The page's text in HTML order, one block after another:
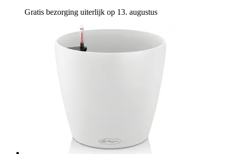
Gratis bezorging uiterlijk op 13. augustus